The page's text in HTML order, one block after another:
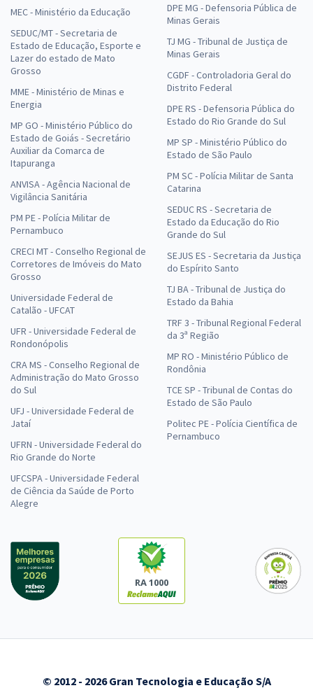
MEC - Ministério da Educação
SEDUC/MT - Secretaria de
Estado de Educação, Esporte e
Lazer do estado de Mato
Grosso
MME - Ministério de Minas e
Energia
MP GO - Ministério Público do
Estado de Goiás - Secretário
Auxiliar da Comarca de
Itapuranga
ANVISA - Agência Nacional de
Vigilância Sanitária
PM PE - Polícia Militar de
Pernambuco
CRECI MT - Conselho Regional de
Corretores de Imóveis do Mato
Grosso
Universidade Federal de
Catalão - UFCAT
UFR - Universidade Federal de
Rondonópolis
CRA MS - Conselho Regional de
Administração do Mato Grosso
do Sul
UFJ - Universidade Federal de
Jataí
UFRN - Universidade Federal do
Rio Grande do Norte
UFCSPA - Universidade Federal
de Ciência da Saúde de Porto
Alegre
DPE MG - Defensoria Pública de
Minas Gerais
TJ MG - Tribunal de Justiça de
Minas Gerais
CGDF - Controladoria Geral do
Distrito Federal
DPE RS - Defensoria Pública do
Estado do Rio Grande do Sul
MP SP - Ministério Público do
Estado de São Paulo
PM SC - Polícia Militar de Santa
Catarina
SEDUC RS - Secretaria de
Estado da Educação do Rio
Grande do Sul
SEJUS ES - Secretaria da Justiça
do Espírito Santo
TJ BA - Tribunal de Justiça do
Estado da Bahia
TRF 3 - Tribunal Regional Federal
da 3ª Região
MP RO - Ministério Público de
Rondônia
TCE SP - Tribunal de Contas do
Estado de São Paulo
Politec PE - Polícia Científica de
Pernambuco
RA 1000
© 2012 - 2026 Gran Tecnologia e Educação S/A